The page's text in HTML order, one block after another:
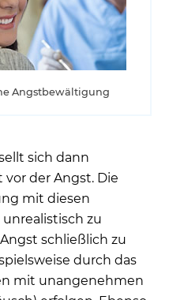
Angstbewältigung
sich dann
der Angst. Die
mit diesen
unrealistisch zu
schließlich zu
durch das
mit unangenehmen